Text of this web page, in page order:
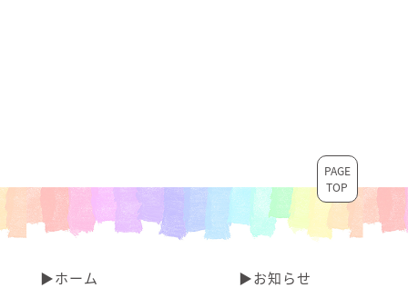
▶︎ホーム
▶︎お知らせ
PAGE
TOP